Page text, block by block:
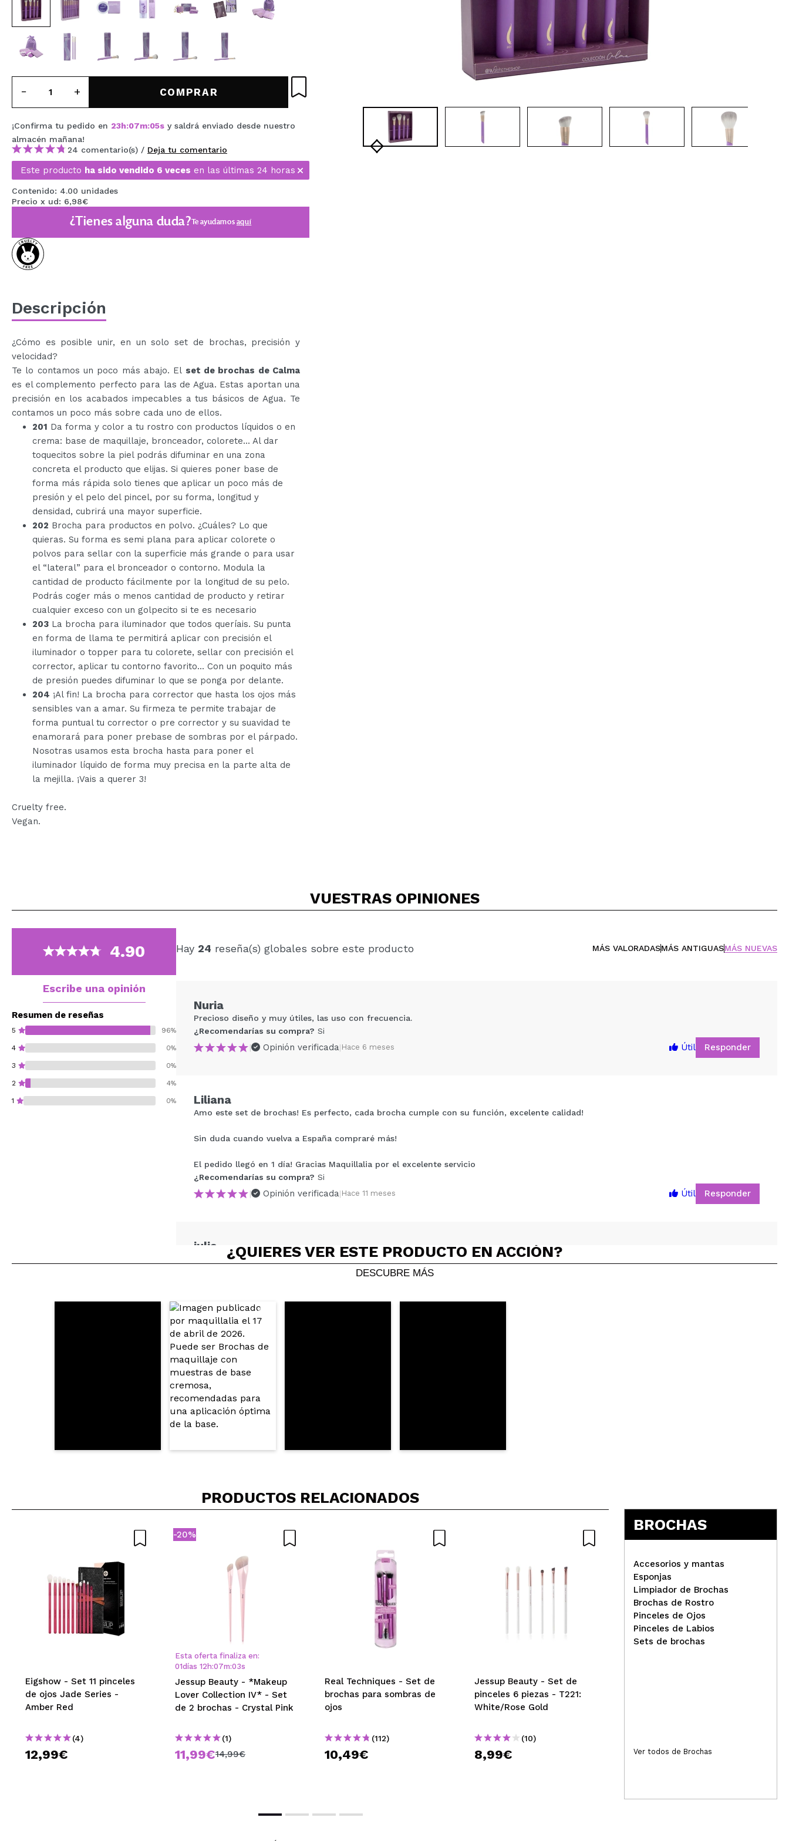
MAQUIFARMA
KOREA ZONE
TRAVEL SIZE
NATURE
OFERTAS
OUTLET
¡HAN VUELTO!
PRÓXIMAMENTE
CREAR CUENTA
COMPRAR
¡Confirma tu pedido en 23h:07m:04s y saldrá enviado desde nuestro
almacén mañana!
24 comentario(s) / Deja tu comentario
Este producto ha sido vendido 6 veces en las últimas 24 horas
Contenido: 4.00 unidades
Precio x ud: 6,98€
¿Tienes alguna duda?Te ayudamosaquí
Descripción
¿Cómo es posible unir, en un solo set de brochas, precisión y
velocidad?
Te lo contamos un poco más abajo. El set de brochas de Calma
es el complemento perfecto para las de Agua. Estas aportan una
precisión en los acabados impecables a tus básicos de Agua. Te
contamos un poco más sobre cada uno de ellos.
201 Da forma y color a tu rostro con productos líquidos o en
crema: base de maquillaje, bronceador, colorete... Al dar
toquecitos sobre la piel podrás difuminar en una zona
concreta el producto que elijas. Si quieres poner base de
forma más rápida solo tienes que aplicar un poco más de
presión y el pelo del pincel, por su forma, longitud y
densidad, cubrirá una mayor superficie.
202 Brocha para productos en polvo. ¿Cuáles? Lo que
quieras. Su forma es semi plana para aplicar colorete o
polvos para sellar con la superficie más grande o para usar
el “lateral” para el bronceador o contorno. Modula la
cantidad de producto fácilmente por la longitud de su pelo.
Podrás coger más o menos cantidad de producto y retirar
cualquier exceso con un golpecito si te es necesario
203 La brocha para iluminador que todos queríais. Su punta
en forma de llama te permitirá aplicar con precisión el
iluminador o topper para tu colorete, sellar con precisión el
corrector, aplicar tu contorno favorito... Con un poquito más
de presión puedes difuminar lo que se ponga por delante.
204 ¡Al fin! La brocha para corrector que hasta los ojos más
sensibles van a amar. Su firmeza te permite trabajar de
forma puntual tu corrector o pre corrector y su suavidad te
enamorará para poner prebase de sombras por el párpado.
Nosotras usamos esta brocha hasta para poner el
iluminador líquido de forma muy precisa en la parte alta de
la mejilla. ¡Vais a querer 3!
Cruelty free.
Vegan.
VUESTRAS OPINIONES
4.90
Escribe una opinión
Resumen de reseñas
5 96%
4 0%
3 0%
2 4%
1 0%
Hay 24 reseña(s) globales sobre este producto MÁS VALORADASMÁS ANTIGUASMÁS NUEVAS
Compartir un vídeo o una foto
¿Recomendarías su compra? Si No
ENVIAR
Nuria
Precioso diseño y muy útiles, las uso con frecuencia.
¿Recomendarías su compra? Si
|
Opinión verificada| Hace 6 meses Útil Responder
Liliana
Amo este set de brochas! Es perfecto, cada brocha cumple con su función, excelente calidad!
Sin duda cuando vuelva a España compraré más!
El pedido llegó en 1 día! Gracias Maquillalia por el excelente servicio
¿Recomendarías su compra? Si
|
Opinión verificada| Hace 11 meses Útil Responder
julia
son muy suaves y el diseño es precioso a la vez que elegante
BELLA NOELIA
Suaves y excelentes, la mejor la del iluminador
¿Recomendarías su compra?
Berta
Fantásticas. He comprado varios juegos
¿Recomendarías su compra?
Hace 1 año Útil
Espectaculares!! La de la base se queda un poco pequeña, pero la reparte bien. Buenas brochas!!
¿Recomendarías su compra?
Opinión verificada|Hace 1 año
¿Recomendarías su compra?
¿QUIERES VER ESTE PRODUCTO EN ACCIÓN?
DESCUBRE MÁS
PRODUCTOS RELACIONADOS
Eigshow - Set 11 pinceles
de ojos Jade Series -
Amber Red
(4)
12,99€
-20%
Esta oferta finaliza en:
01días 12 h:07m:02s
Jessup Beauty - *Makeup
Lover Collection IV* - Set
de 2 brochas - Crystal Pink
(1)
11,99€14,99€
Real Techniques - Set de
brochas para sombras de
ojos
(112)
10,49€
Jessup Beauty - Set de
pinceles 6 piezas - T221:
White/Rose Gold
(10)
8,99€
Real Techniques - Mini set
de brochas Travel Fantasy
25,99€
BROCHAS
Accesorios y mantas
Esponjas
Limpiador de Brochas
Brochas de Rostro
Pinceles de Ojos
Pinceles de Labios
Sets de brochas
Ver todos de Brochas